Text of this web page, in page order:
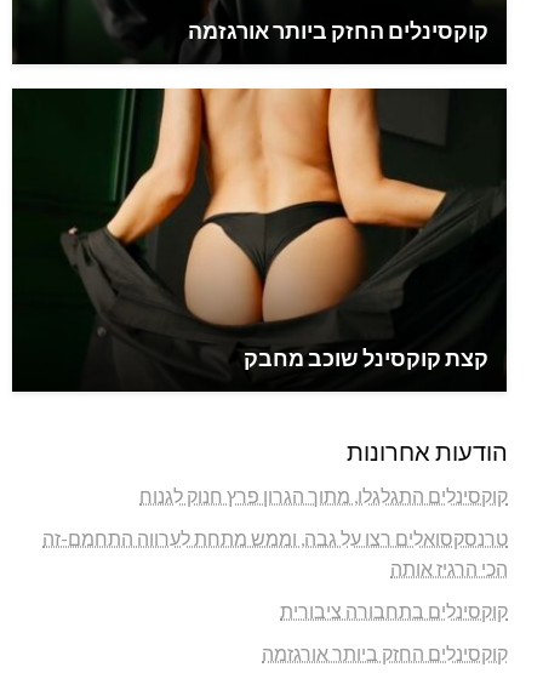
קוקסינלים החזק ביותר אורגזמה
קצת קוקסינל שוכב מחבק
הודעות אחרונות
קוקסינלים התגלגלו, מתוך הגרון פרץ חנוק לגנוח
טרנסקסואלים רצו על גבה, וממש מתחת לערווה התחמם-זה
הכי הרגיז אותה
קוקסינלים בתחבורה ציבורית
קוקסינלים החזק ביותר אורגזמה